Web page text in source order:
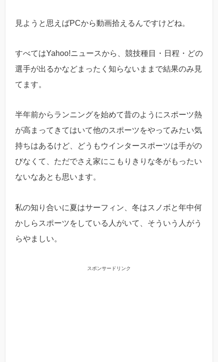
見ようと思えばPCから動画拾えるんですけどね。
すべてはYahoo!ニュースから、競技種目・日程・どの
選手が出るかなどまったく知らないままで結果のみ見
てます。
半年前からランニングを始めて昔のようにスポーツ熱
が高まってきてはいて他のスポーツをやってみたい気
持ちはあるけど、どうもウインタースポーツは手がの
びなくて、ただでさえ家にこもりきりな冬がもったい
ないなあとも思います。
私の知り合いに夏はサーフィン、冬はスノボと年中何
かしらスポーツをしている人がいて、そういう人がう
らやましい。
スポンサードリンク